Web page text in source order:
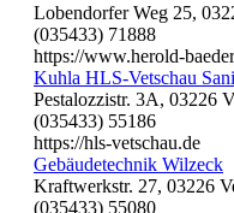
Lobendorfer Weg 25,
(035433) 71888
https://www.herold-
Kuhla HLS-Vetschau
Pestalozzistr. 3A, 03226
(035433) 55186
https://hls-vetschau.de
Gebäudetechnik Wilzeck
Kraftwerkstr. 27, 03226
(035433) 55080